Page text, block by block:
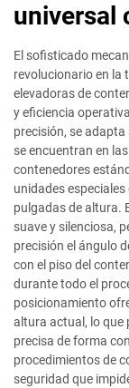
universal
El sofisticado
revolucionario en la
elevadoras de
y eficiencia
precisión, se
se encuentran en
contenedores
unidades
pulgadas de altura.
suave y silenciosa,
precisión el ángulo
con el piso del
durante todo el
posicionamiento
altura actual, lo que
precisa de forma
procedimientos de
seguridad que